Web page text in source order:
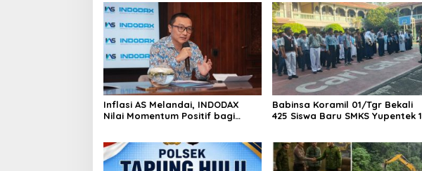
Inflasi AS Melandai, INDODAX
Nilai Momentum Positif bagi
Babinsa Koramil 01/Tgr Bekali
425 Siswa Baru SMKS Yupentek 1